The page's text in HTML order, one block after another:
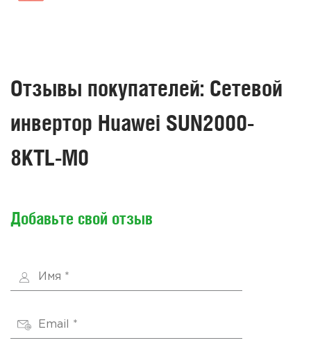
Отзывы покупателей: Сетевой
инвертор Huawei SUN2000-
8KTL-M0
Добавьте свой отзыв